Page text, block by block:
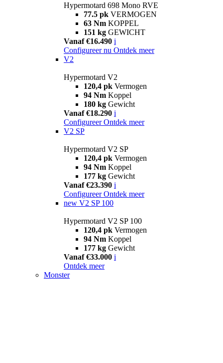
Hypermotard 698 Mono RVE
77.5 pk VERMOGEN
63 Nm KOPPEL
151 kg GEWICHT
Vanaf €16.490 i
Configureer nu Ontdek meer
V2
Hypermotard V2
120,4 pk Vermogen
94 Nm Koppel
180 kg Gewicht
Vanaf €18.290 i
Configureer Ontdek meer
V2 SP
Hypermotard V2 SP
120,4 pk Vermogen
94 Nm Koppel
177 kg Gewicht
Vanaf €23.390 i
Configureer Ontdek meer
new V2 SP 100
Hypermotard V2 SP 100
120,4 pk Vermogen
94 Nm Koppel
177 kg Gewicht
Vanaf €33.000 i
Ontdek meer
Monster